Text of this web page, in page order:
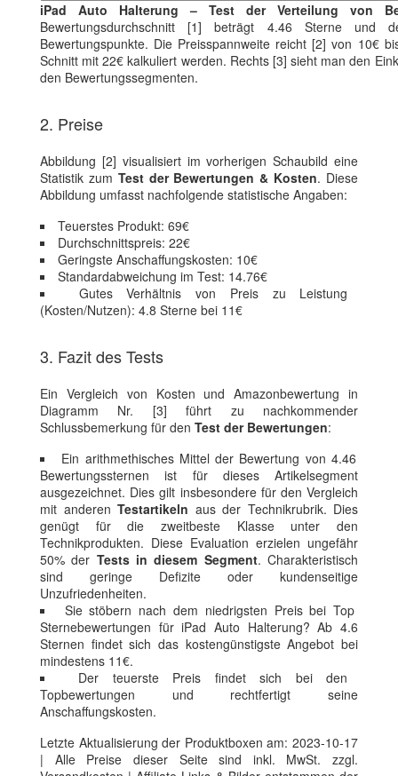
iPad Auto Halterung – Test der Verteilung von
Bewertungsdurchschnitt [1] beträgt 4.46 Sterne
Bewertungspunkte. Die Preisspannweite reicht [2] von 10€
Schnitt mit 22€ kalkuliert werden. Rechts [3] sieht man den
den Bewertungssegmenten.
2. Preise
Abbildung [2] visualisiert im vorherigen Schaubild eine
Statistik zum Test der Bewertungen & Kosten. Diese
Abbildung umfasst nachfolgende statistische Angaben:
Teuerstes Produkt: 69€
Durchschnittspreis: 22€
Geringste Anschaffungskosten: 10€
Standardabweichung im Test: 14.76€
Gutes Verhältnis von Preis zu Leistung
(Kosten/Nutzen): 4.8 Sterne bei 11€
3. Fazit des Tests
Ein Vergleich von Kosten und Amazonbewertung in
Diagramm Nr. [3] führt zu nachkommender
Schlussbemerkung für den Test der Bewertungen:
Ein arithmethisches Mittel der Bewertung von 4.46
Bewertungssternen ist für dieses Artikelsegment
ausgezeichnet. Dies gilt insbesondere für den Vergleich
mit anderen Testartikeln aus der Technikrubrik. Dies
genügt für die zweitbeste Klasse unter den
Technikprodukten. Diese Evaluation erzielen ungefähr
50% der Tests in diesem Segment. Charakteristisch
sind geringe Defizite oder kundenseitige
Unzufriedenheiten.
Sie stöbern nach dem niedrigsten Preis bei Top
Sternebewertungen für iPad Auto Halterung? Ab 4.6
Sternen findet sich das kostengünstigste Angebot bei
mindestens 11€.
Der teuerste Preis findet sich bei den
Topbewertungen und rechtfertigt seine
Anschaffungskosten.
Letzte Aktualisierung der Produktboxen am: 2023-10-17
| Alle Preise dieser Seite sind inkl. MwSt. zzgl.